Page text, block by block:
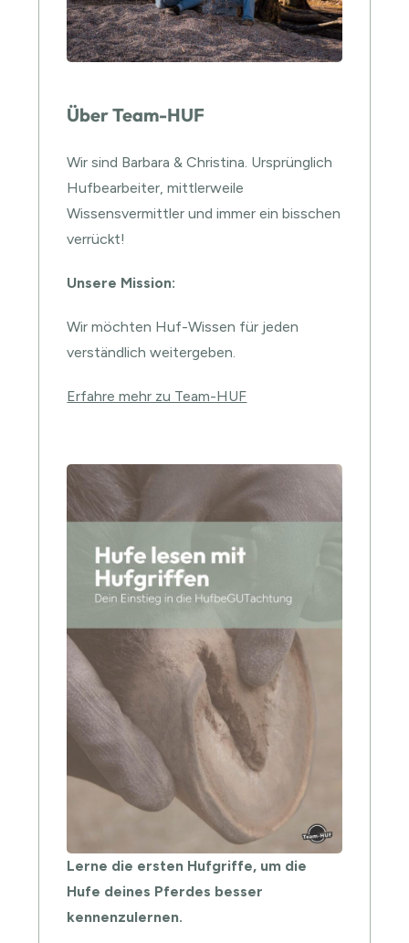
Über Team-HUF
Wir sind Barbara & Christina. Ursprünglich
Hufbearbeiter, mittlerweile
Wissensvermittler und immer ein bisschen
verrückt!
Unsere Mission:
Wir möchten Huf-Wissen für jeden
verständlich weitergeben.
Erfahre mehr zu Team-HUF
Lerne die ersten Hufgriffe, um die
Hufe deines Pferdes besser
kennenzulernen.